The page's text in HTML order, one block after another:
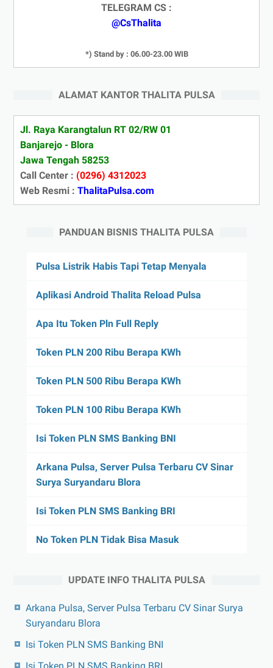
TELEGRAM CS :
@CsThalita
*) Stand by : 06.00-23.00 WIB
ALAMAT KANTOR THALITA PULSA
Jl. Raya Karangtalun RT 02/RW 01
Banjarejo - Blora
Jawa Tengah 58253
Call Center : (0296) 4312023
Web Resmi : ThalitaPulsa.com
PANDUAN BISNIS THALITA PULSA
Pulsa Listrik Habis Tapi Tetap Menyala
Aplikasi Android Thalita Reload Pulsa
Apa Itu Token Pln Full Reply
Token PLN 200 Ribu Berapa KWh
Token PLN 500 Ribu Berapa KWh
Token PLN 100 Ribu Berapa KWh
Isi Token PLN SMS Banking BNI
Arkana Pulsa, Server Pulsa Terbaru CV Sinar
Surya Suryandaru Blora
Isi Token PLN SMS Banking BRI
No Token PLN Tidak Bisa Masuk
UPDATE INFO THALITA PULSA
Arkana Pulsa, Server Pulsa Terbaru CV Sinar Surya
Suryandaru Blora
Isi Token PLN SMS Banking BNI